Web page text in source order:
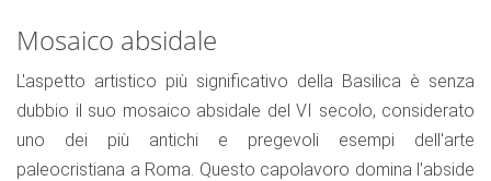
Mosaico absidale
dupe Rolex Rolex imitate
L'aspetto artistico più significativo della Basilica è senza
dubbio il suo mosaico absidale del VI secolo, considerato
uno dei più antichi e pregevoli esempi dell'arte
paleocristiana a Roma. Questo capolavoro domina l'abside